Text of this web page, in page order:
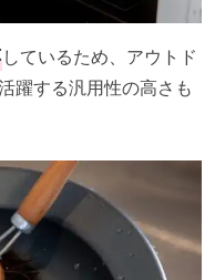
しているため、アウトド
躍する汎用性の高さも